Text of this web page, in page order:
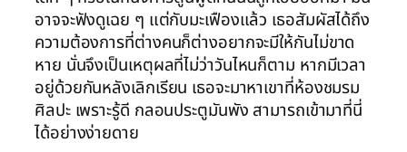
อาจจะฟังดูเฉย ๆ แต่กับมะเฟืองแล้ว เธอสัมผัสได้ถึง
ความต้องการที่ต่างคนก็ต่างอยากจะมีให้กันไม่ขาด
หาย นั่นจึงเป็นเหตุผลที่ไม่ว่าวันไหนก็ตาม หากมีเวลา
อยู่ด้วยกันหลังเลิกเรียน เธอจะมาหาเขาที่ห้องชมรม
ศิลปะ เพราะรู้ดี กลอนประตูมันพัง สามารถเข้ามาที่นี่
ได้อย่างง่ายดาย